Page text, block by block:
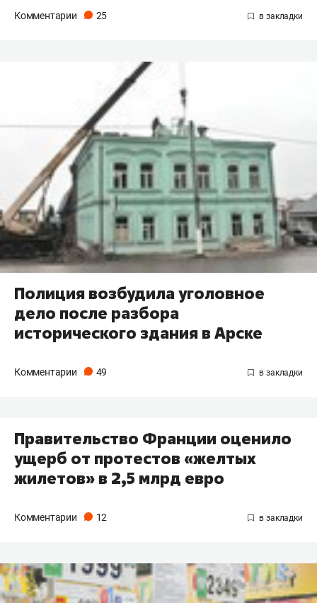
Комментарии 25
Полиция возбудила уголовное
дело после разбора
исторического здания в Арске
Комментарии 49
Правительство Франции оценило
ущерб от протестов «желтых
жилетов» в 2,5 млрд евро
Комментарии 12